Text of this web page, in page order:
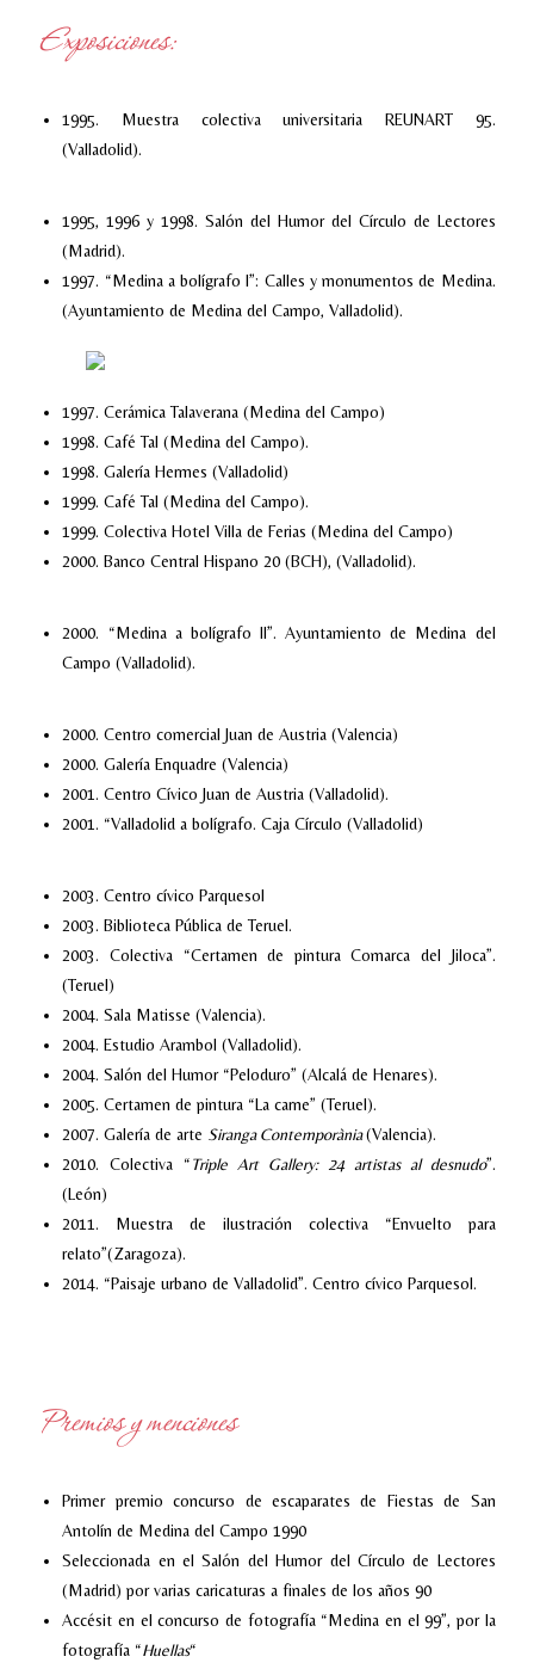
Exposiciones:
1995. Muestra colectiva universitaria REUNART 95.
(Valladolid).
1995, 1996 y 1998. Salón del Humor del Círculo de Lectores
(Madrid).
1997. “Medina a bolígrafo I”: Calles y monumentos de Medina.
(Ayuntamiento de Medina del Campo, Valladolid).
1997. Cerámica Talaverana (Medina del Campo)
1998. Café Tal (Medina del Campo).
1998. Galería Hermes (Valladolid)
1999. Café Tal (Medina del Campo).
1999. Colectiva Hotel Villa de Ferias (Medina del Campo)
2000. Banco Central Hispano 20 (BCH), (Valladolid).
2000. “Medina a bolígrafo II”. Ayuntamiento de Medina del
Campo (Valladolid).
2000. Centro comercial Juan de Austria (Valencia)
2000. Galería Enquadre (Valencia)
2001. Centro Cívico Juan de Austria (Valladolid).
2001. “Valladolid a bolígrafo. Caja Círculo (Valladolid)
2003. Centro cívico Parquesol
2003. Biblioteca Pública de Teruel.
2003. Colectiva “Certamen de pintura Comarca del Jiloca”.
(Teruel)
2004. Sala Matisse (Valencia).
2004. Estudio Arambol (Valladolid).
2004. Salón del Humor “Peloduro” (Alcalá de Henares).
2005. Certamen de pintura “La carne” (Teruel).
2007. Galería de arte Siranga Contemporània(Valencia).
2010. Colectiva “Triple Art Gallery: 24 artistas al desnudo”.
(León)
2011. Muestra de ilustración colectiva “Envuelto para
relato”(Zaragoza).
2014. “Paisaje urbano de Valladolid”. Centro cívico Parquesol.
Premios y menciones
Primer premio concurso de escaparates de Fiestas de San
Antolín de Medina del Campo 1990
Seleccionada en el Salón del Humor del Círculo de Lectores
(Madrid) por varias caricaturas a finales de los años 90
Accésit en el concurso de fotografía “Medina en el 99”, por la
fotografía “Huellas“